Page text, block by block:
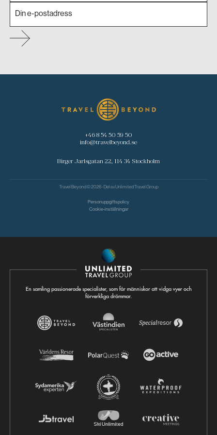
Spanien
Turkiet
+46 8 54 50 59 50
info@travelbeyond.se
Birger Jarlsgatan 22, 114 34 Stockholm
Travel Beyond © 2026 - Del avUnlimited Travel Group
Personuppgiftspolicy
Cookie-inställningar
En samling passionerade specialister, som får människor att vidga vyer och
förverkliga drömmar.